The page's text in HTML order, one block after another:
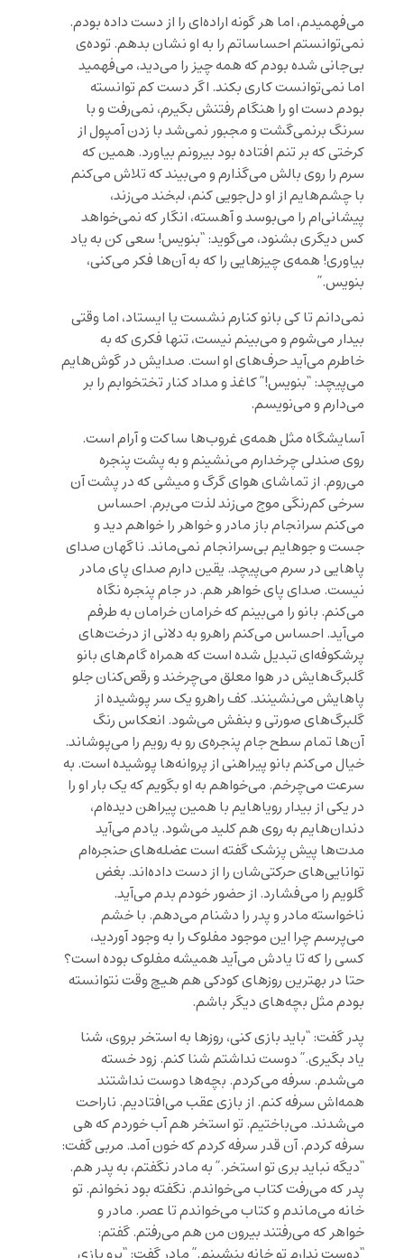
می‌فهمیدم، اما هر گونه اراده‌ای را از دست داده بودم.
نمی‌توانستم احساساتم را به او نشان بدهم. توده‌ی
بی‌جانی شده بودم که همه چیز را می‌دید، می‌فهمید
اما نمی‌توانست کاری بکند. اگر دست کم توانسته
بودم دست او را هنگام رفتنش بگیرم، نمی‌رفت و با
سرنگ برنمی‌گشت و مجبور نمی‌شد با زدن آمپول از
کرختی که بر تنم افتاده بود بیرونم بیاورد. همین که
سرم را روی بالش می‌گذارم و می‌بیند که تلاش می‌کنم
با چشم‌هایم از او دل‌جویی کنم، لبخند می‌زند،
پیشانی‌ام را می‌بوسد و آهسته، انگار که نمی‌خواهد
کس دیگری بشنود، می‌گوید: “بنویس! سعی کن به یاد
بیاوری! همه‌ی چیزهایی را که به آن‌ها فکر می‌کنی،
بنویس.”
نمی‌دانم تا کی بانو کنارم نشست یا ایستاد، اما وقتی
بیدار می‌شوم و می‌بینم نیست، تنها فکری که به
خاطرم می‌آید حرف‌های او است. صدایش در گوش‌هایم
می‌پیچد: “بنویس!” کاغذ و مداد کنار تختخوابم را بر
می‌دارم و می‌نویسم.
آسایشگاه مثل همه‌ی غروب‌ها ساکت و آرام است.
روی صندلی‌ چرخدارم می‌نشینم و به پشت پنجره
می‌روم. از تماشای هوای گرگ و میشی که در پشت آن
سرخی‌ کم‌رنگی موج می‌زند لذت می‌برم. احساس
می‌کنم سرانجام باز مادر و خواهر را خواهم دید و
جست و‌ جوهایم بی‌سرانجام نمی‌ماند. ناگهان صدای
پاهایی در سرم می‌پیچد. یقین دارم صدای پای مادر
نیست. صدای پای خواهر هم. در جام پنجره نگاه
می‌کنم. بانو را می‌بینم که خرامان خرامان به طرفم
می‌آید. احساس می‌کنم راهرو به دلانی از درخت‌های
پرشکوفه‌ای تبدیل شده است که همراه گام‌های بانو
گلبرگ‌هایش در هوا معلق می‌چرخند و رقص‌کنان جلو
پاهایش می‌نشینند. کف راهرو یک سر پوشیده از
گلبرگ‌های صورتی و بنفش می‌شود. انعکاس رنگ
آن‌ها تمام سطح جام پنجره‌ی رو به رویم را می‌پوشاند.
خیال می‌کنم بانو پیراهنی از پروانه‌ها پوشیده است. به
سرعت می‌چرخم. می‌خواهم به او بگویم که یک بار او را
در یکی از بیدار رویاهایم با همین پیراهن دیده‌ام،
دندان‌هایم به روی هم کلید می‌شود. یادم می‌آید
مدت‌ها پیش پزشک گفته است عضله‌های حنجره‌ام
توانایی‌های حرکتی‌شان را از دست داده‌اند. بغض
گلویم را می‌فشارد. از حضور خودم بدم می‌آید.
ناخواسته مادر و پدر را دشنام می‌دهم. با خشم
می‌پرسم چرا این موجود مفلوک را به وجود آوردید،
کسی را که تا یادش می‌آید همیشه مفلوک بوده است؟
حتا در بهترین روزهای کودکی هم هیچ وقت نتوانسته
بودم مثل بچه‌های دیگر باشم.
پدر گفت: “باید بازی کنی، روزها به استخر بروی، شنا
یاد بگیری.” دوست نداشتم شنا کنم. زود خسته
می‌شدم. سرفه می‌کردم. بچه‌ها دوست نداشتند
همه‌اش سرفه کنم. از بازی عقب می‌افتادیم. ناراحت
می‌شدند. می‌باختیم. تو استخر هم آب خوردم که هی
سرفه کردم. آن قدر سرفه کردم که خون آمد. مربی گفت:
“دیگه نباید بری تو استخر.” به مادر نگفتم، به پدر هم.
پدر که می‌رفت کتاب می‌خواندم. نگفته بود نخوانم. تو
خانه می‌ماندم و کتاب می‌خواندم تا عصر. مادر و
خواهر که می‌رفتند بیرون من هم می‌رفتم. گفتم: